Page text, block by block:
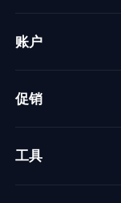
账户
促销
工具